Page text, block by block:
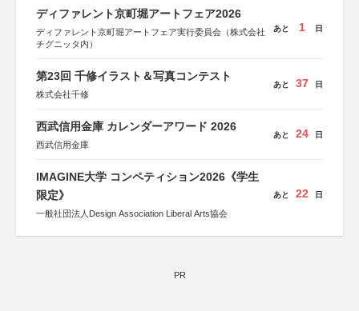
しん生命保険株式会社
ディファレント京町堀アートフェア2026
ディファレント京町堀アートフェア実行委員会（株式会社
チグニッタ内）
あと 1 日
第23回 千修イラスト＆写真コンテスト
株式会社千修
あと 37 日
西武信用金庫 カレンダーアワード 2026
西武信用金庫
あと 24 日
IMAGINE大学 コンペティション2026《学生
限定》
一般社団法人Design Association Liberal Arts協会
あと 22 日
PR